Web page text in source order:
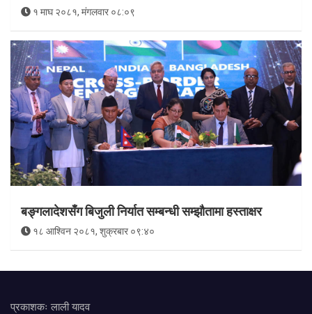
१ माघ २०८१, मंगलवार ०८:०९
बङ्गलादेशसँग बिजुली निर्यात सम्बन्धी सम्झौतामा हस्ताक्षर
१८ आश्विन २०८१, शुक्रबार ०९:४०
प्रकाशकः लाली यादव